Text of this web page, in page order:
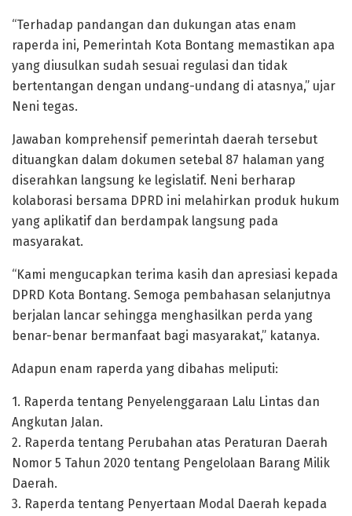
“Terhadap pandangan dan dukungan atas enam
raperda ini, Pemerintah Kota Bontang memastikan apa
yang diusulkan sudah sesuai regulasi dan tidak
bertentangan dengan undang-undang di atasnya,” ujar
Neni tegas.
Jawaban komprehensif pemerintah daerah tersebut
dituangkan dalam dokumen setebal 87 halaman yang
diserahkan langsung ke legislatif. Neni berharap
kolaborasi bersama DPRD ini melahirkan produk hukum
yang aplikatif dan berdampak langsung pada
masyarakat.
“Kami mengucapkan terima kasih dan apresiasi kepada
DPRD Kota Bontang. Semoga pembahasan selanjutnya
berjalan lancar sehingga menghasilkan perda yang
benar-benar bermanfaat bagi masyarakat,” katanya.
Adapun enam raperda yang dibahas meliputi:
1. Raperda tentang Penyelenggaraan Lalu Lintas dan
Angkutan Jalan.
2. Raperda tentang Perubahan atas Peraturan Daerah
Nomor 5 Tahun 2020 tentang Pengelolaan Barang Milik
Daerah.
3. Raperda tentang Penyertaan Modal Daerah kepada